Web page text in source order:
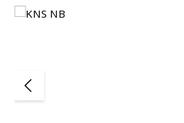
Bildergalerie überspringen